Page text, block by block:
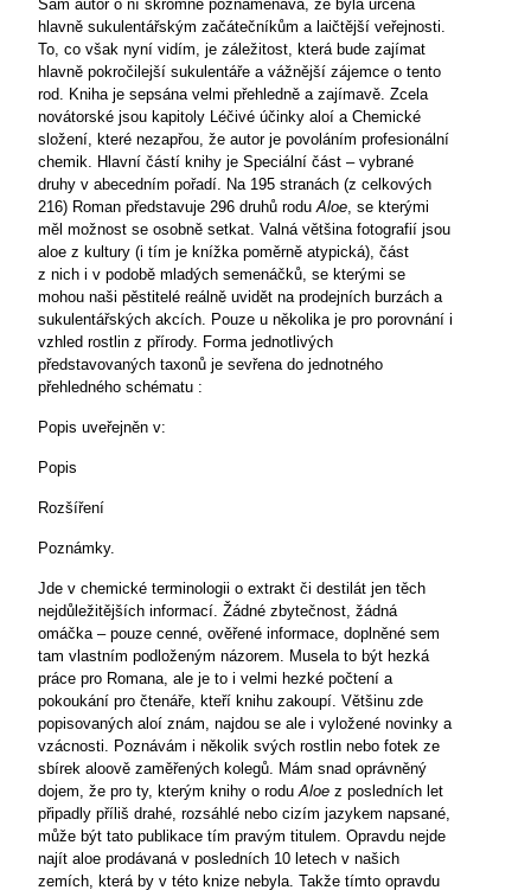
Sám autor o ní skromně poznamenává, že byla určená
hlavně sukulentářským začátečníkům a laičtější veřejnosti.
To, co však nyní vidím, je záležitost, která bude zajímat
hlavně pokročilejší sukulentáře a vážnější zájemce o tento
rod. Kniha je sepsána velmi přehledně a zajímavě. Zcela
novátorské jsou kapitoly Léčivé účinky aloí a Chemické
složení, které nezapřou, že autor je povoláním profesionální
chemik. Hlavní částí knihy je Speciální část – vybrané
druhy v abecedním pořadí. Na 195 stranách (z celkových
216) Roman představuje 296 druhů roduAloe, se kterými
měl možnost se osobně setkat. Valná většina fotografií jsou
aloe z kultury (i tím je knížka poměrně atypická), část
z nich i v podobě mladých semenáčků, se kterými se
mohou naši pěstitelé reálně uvidět na prodejních burzách a
sukulentářských akcích. Pouze u několika je pro porovnání i
vzhled rostlin z přírody. Forma jednotlivých
představovaných taxonů je sevřena do jednotného
přehledného schématu :
Popis uveřejněn v:
Popis
Rozšíření
Poznámky.
Jde v chemické terminologii o extrakt či destilát jen těch
nejdůležitějších informací. Žádné zbytečnost, žádná
omáčka – pouze cenné, ověřené informace, doplněné sem
tam vlastním podloženým názorem. Musela to být hezká
práce pro Romana, ale je to i velmi hezké počtení a
pokoukání pro čtenáře, kteří knihu zakoupí. Většinu zde
popisovaných aloí znám, najdou se ale i vyložené novinky a
vzácnosti. Poznávám i několik svých rostlin nebo fotek ze
sbírek aloově zaměřených kolegů. Mám snad oprávněný
dojem, že pro ty, kterým knihy o roduAloe z posledních let
připadly příliš drahé, rozsáhlé nebo cizím jazykem napsané,
může být tato publikace tím pravým titulem. Opravdu nejde
najít aloe prodávaná v posledních 10 letech v našich
zemích, která by v této knize nebyla. Takže tímto opravdu